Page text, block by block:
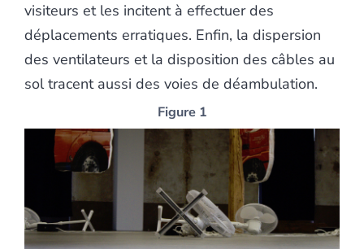
visiteurs et les incitent à effectuer des
déplacements erratiques. Enfin, la dispersion
des ventilateurs et la disposition des câbles au
sol tracent aussi des voies de déambulation.
Figure 1